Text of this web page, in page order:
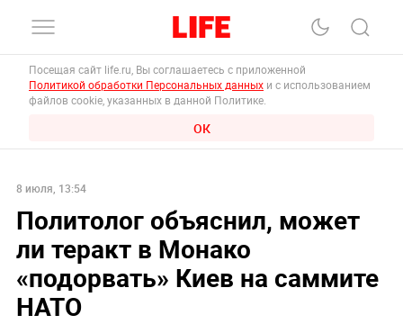
Посещая сайт life.ru, Вы соглашаетесь с приложенной
Политикой обработки Персональных данных и с использованием
файлов cookie, указанных в данной Политике.
ОК
8 июля, 13:54
Политолог объяснил, может
ли теракт в Монако
«подорвать» Киев на саммите
НАТО